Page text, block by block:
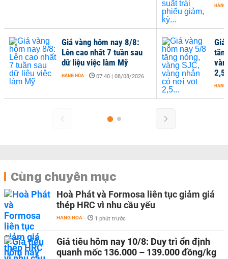
Giá vàng hôm nay 8/8:
Lên cao nhất 7 tuần sau
dữ liệu việc làm Mỹ
HÀNG HÓA - 07:40 | 08/08/2026
HÀNG
HÀNG
Cùng chuyên mục
Hoà Phát và Formosa liên tục giảm giá
thép HRC vì nhu cầu yếu
HÀNG HÓA - 1 phút trước
Giá tiêu hôm nay 10/8: Duy trì ổn định
quanh mốc 136.000 – 139.000 đồng/kg